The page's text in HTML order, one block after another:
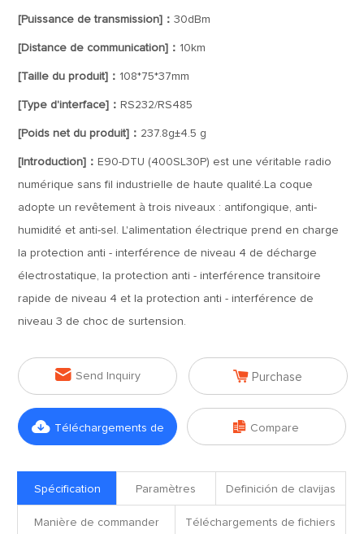
[Puissance de transmission]：30dBm
[Distance de communication]： 10km
[Taille du produit]： 108*75*37mm
[Type d'interface]： RS232/RS485
[Poids net du produit]： 237.8g±4.5 g
[Introduction]： E90-DTU (400SL30P) est une véritable radio
numérique sans fil industrielle de haute qualité.La coque
adopte un revêtement à trois niveaux : antifongique, anti-
humidité et anti-sel. L'alimentation électrique prend en charge
la protection anti - interférence de niveau 4 de décharge
électrostatique, la protection anti - interférence transitoire
rapide de niveau 4 et la protection anti - interférence de
niveau 3 de choc de surtension.
 Send Inquiry  Purchase
 Téléchargements de  Compare
Spécification Paramètres Definición de clavijas
Manière de commander Téléchargements de fichiers